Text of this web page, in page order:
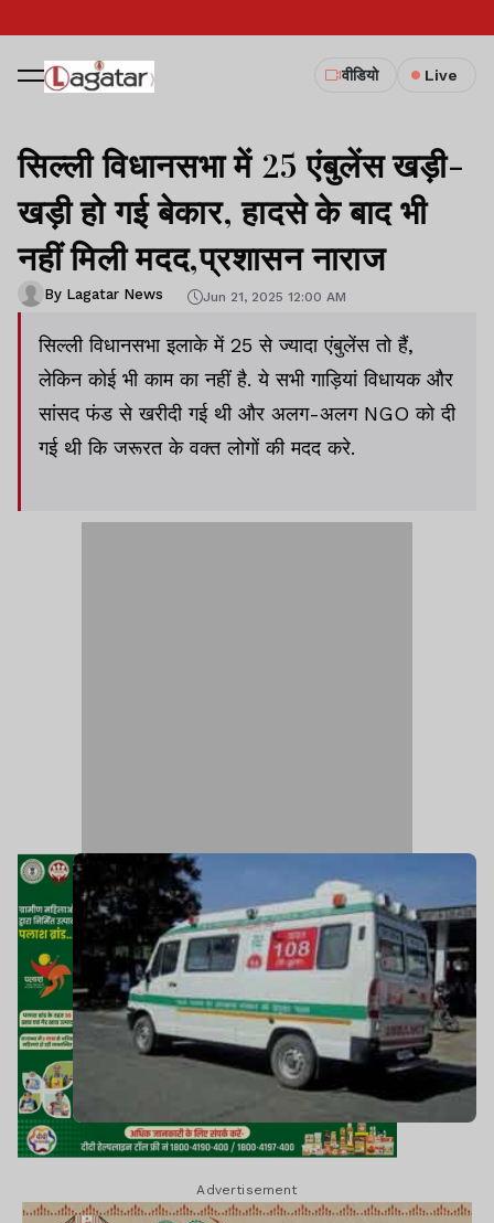
वीडियो Live
सिल्ली विधानसभा में 25 एंबुलेंस खड़ी-
खड़ी हो गई बेकार, हादसे के बाद भी
नहीं मिली मदद,प्रशासन नाराज
By Lagatar News Jun 21, 2025 12:00 AM
सिल्ली विधानसभा इलाके में 25 से ज्यादा एंबुलेंस तो हैं,
लेकिन कोई भी काम का नहीं है. ये सभी गाड़ियां विधायक और
सांसद फंड से खरीदी गई थी और अलग-अलग NGO को दी
गई थी कि जरूरत के वक्त लोगों की मदद करे.
Advertisement